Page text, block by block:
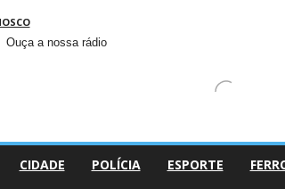
Ouça a nossa rádio
CIDADE POLÍCIA ESPORTE